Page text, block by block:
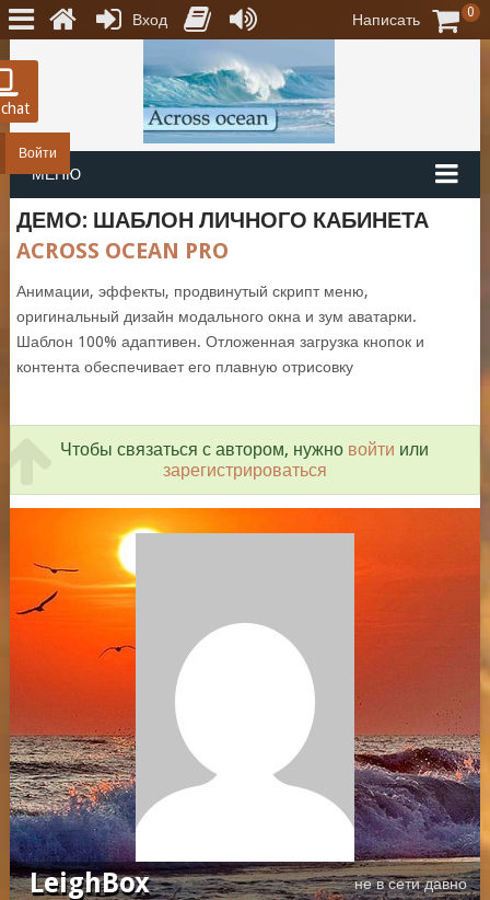
Войти
МЕНЮ
ДЕМО: ШАБЛОН ЛИЧНОГО КАБИНЕТА
ACROSS OCEAN PRO
Анимации, эффекты, продвинутый скрипт меню,
оригинальный дизайн модального окна и зум аватарки.
Шаблон 100% адаптивен. Отложенная загрузка кнопок и
контента обеспечивает его плавную отрисовку
Чтобы связаться с автором, нужно войти или
зарегистрироваться
LeighBox не в сети давно
Вход Написать 0